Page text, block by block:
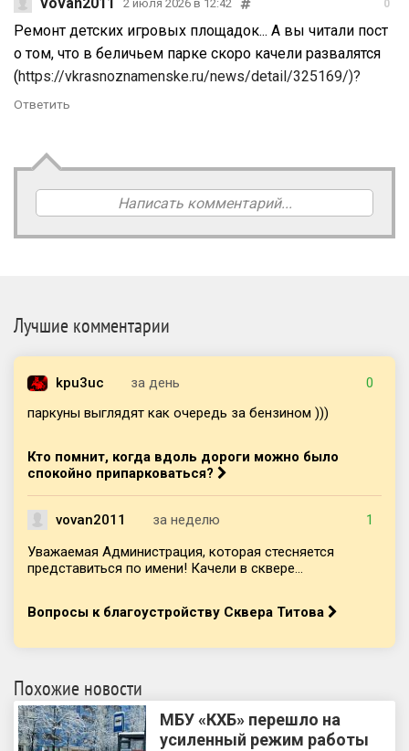
2 июля 2026 в 12:42 0
Ремонт детских игровых площадок... А вы читали пост
о том, что в беличьем парке скоро качели развалятся
(https://vkrasnoznamenske.ru/news/detail/325169/)?
Ответить
Написать комментарий...
Лучшие комментарии
kpu3uc за день
0
паркуны выглядят как очередь за бензином )))
Кто помнит, когда вдоль дороги можно было
спокойно припарковаться?
vovan2011 за неделю
1
Уважаемая Администрация, которая стесняется
представиться по имени! Качели в сквере...
Вопросы к благоустройству Сквера Титова
Похожие новости
МБУ «КХБ» перешло на
усиленный режим работы